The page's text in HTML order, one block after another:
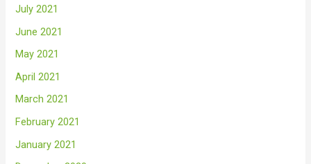
July 2021
June 2021
May 2021
April 2021
March 2021
February 2021
January 2021